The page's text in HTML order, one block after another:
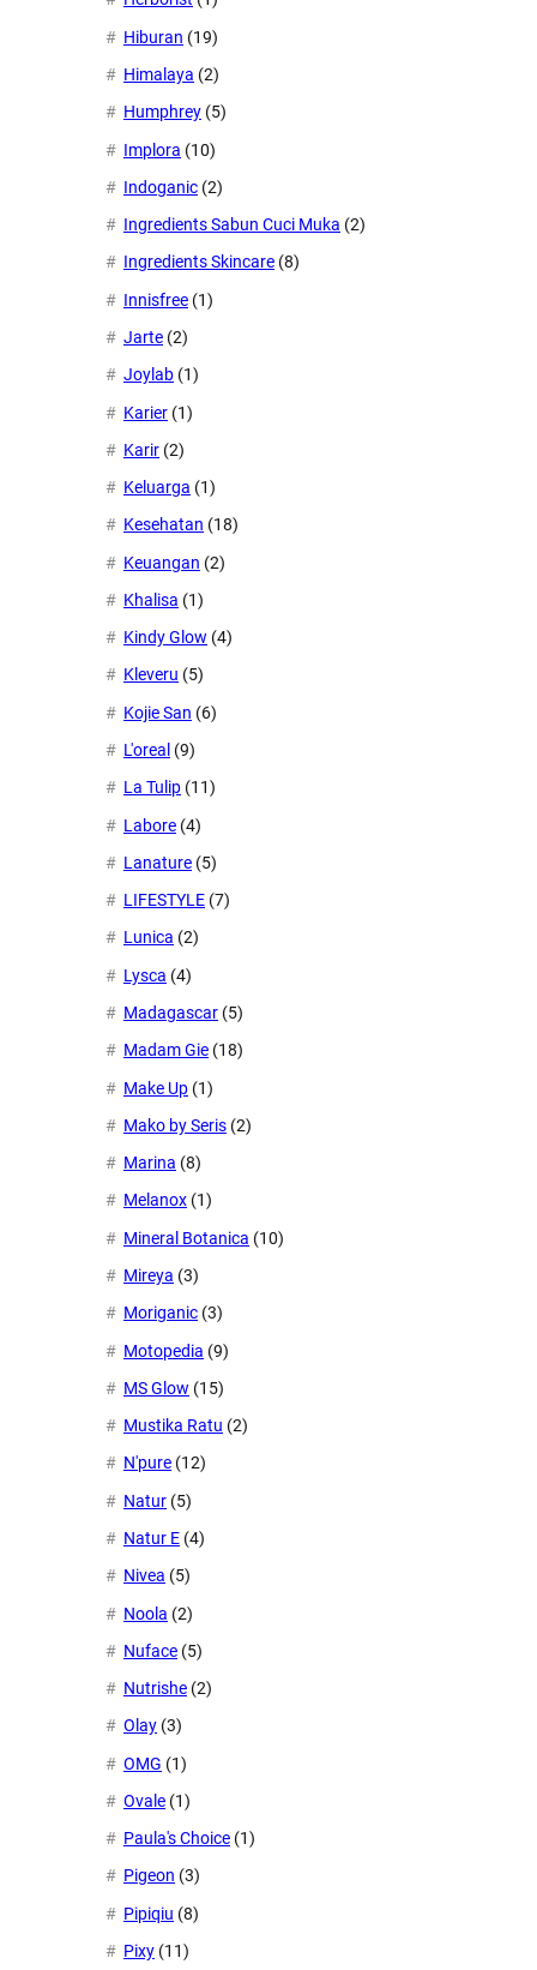
Hiburan (19)
Himalaya (2)
Humphrey (5)
Implora (10)
Indoganic (2)
Ingredients Sabun Cuci Muka (2)
Ingredients Skincare (8)
Innisfree (1)
Jarte (2)
Joylab (1)
Karier (1)
Karir (2)
Keluarga (1)
Kesehatan (18)
Keuangan (2)
Khalisa (1)
Kindy Glow (4)
Kleveru (5)
Kojie San (6)
L'oreal (9)
La Tulip (11)
Labore (4)
Lanature (5)
LIFESTYLE (7)
Lunica (2)
Lysca (4)
Madagascar (5)
Madam Gie (18)
Make Up (1)
Mako by Seris (2)
Marina (8)
Melanox (1)
Mineral Botanica (10)
Mireya (3)
Moriganic (3)
Motopedia (9)
MS Glow (15)
Mustika Ratu (2)
N'pure (12)
Natur (5)
Natur E (4)
Nivea (5)
Noola (2)
Nuface (5)
Nutrishe (2)
Olay (3)
OMG (1)
Ovale (1)
Paula's Choice (1)
Pigeon (3)
Pipiqiu (8)
Pixy (11)